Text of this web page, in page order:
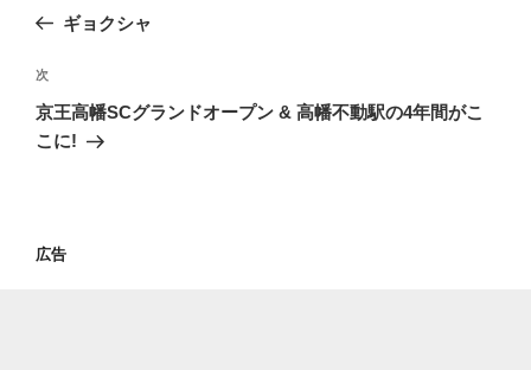
ビ
ゲ
ー
ン
去
投
稿
ギョクシャ
次
の
投
次
京王高幡SCグランドオープン & 高幡不動駅の4年間がこ
こに!
広告